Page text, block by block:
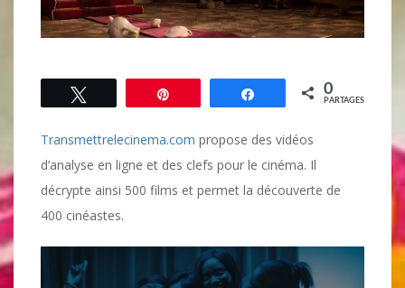
Partagez 0
PARTAGES
Transmettrelecinema.com propose des vidéos
d’analyse en ligne et des clefs pour le cinéma. Il
décrypte ainsi 500 films et permet la découverte de
400 cinéastes.